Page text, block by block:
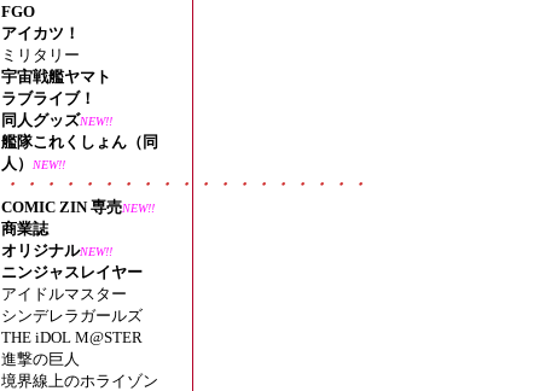
FGO
アイカツ！
ミリタリー
宇宙戦艦ヤマト
ラブライブ！
同人グッズNEW!!
艦隊これくしょん（同
人）
NEW!!
・・・・・・・・・・・・・・・・・・・
COMIC ZIN 専売NEW!!
商業誌
オリジナルNEW!!
ニンジャスレイヤー
アイドルマスター
シンデレラガールズ
THE iDOL M@STER
進撃の巨人
境界線上のホライゾン